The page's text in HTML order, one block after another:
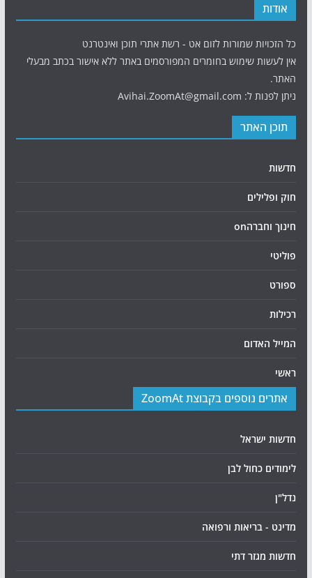
אודות
כל הזכויות שמורות לזום אט - רשת אתרי תוכן ואינטרנט
אין לעשות שימוש בחומרים המפורסמים באתר ללא אישור בכתב מבעלי
האתר.
ניתן לפנות ל: Avihai.ZoomAt@gmail.com
תוכן האתר
חדשות
חוק ופלילים
חינוך וחברהon
פוליטי
ספורט
רכילות
המייל האדום
ראשי
אתרים נוספים בקבוצת ZoomAt
חדשות ישראל
לימודים כחול לבן
נדל"ן
מדינט - בריאות ורפואה
חדשות מגזר דתי